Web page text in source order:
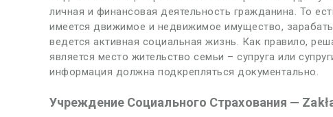
личная и финансовая деятельность гражданина. То
имеется движимое и недвижимое имущество,
ведется активная социальная жизнь. Как правило,
является место жительство семьи – супруга или
информация должна подкрепляться документально.
Учреждение Социального Страхования —